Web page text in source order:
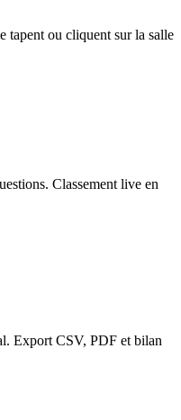
tapent ou cliquent sur la salle
Classement live en
Export CSV, PDF et bilan